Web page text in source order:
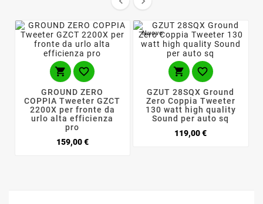
 
GROUND ZERO
COPPIA Tweeter GZCT
2200X per fronte da
urlo alta efficienza
pro
159,00 €Prezzo
Nuovo
 
GZUT 28SQX Ground
Zero Coppia Tweeter
130 watt high quality
Sound per auto sq
119,00 €Prezzo